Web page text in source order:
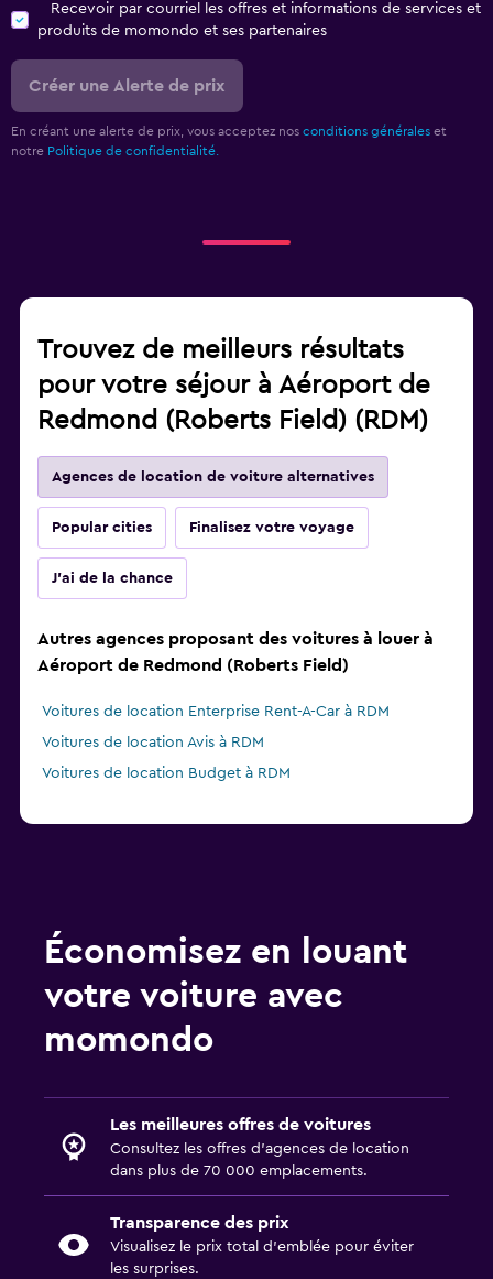
Recevoir par courriel les offres et informations de services et
produits de momondo et ses partenaires
Créer une Alerte de prix
En créant une alerte de prix, vous acceptez nos conditions générales et
notre Politique de confidentialité.
Trouvez de meilleurs résultats
pour votre séjour à Aéroport de
Redmond (Roberts Field) (RDM)
Agences de location de voiture alternatives
Popular cities Finalisez votre voyage
J'ai de la chance
Autres agences proposant des voitures à louer à
Aéroport de Redmond (Roberts Field)
Voitures de location Enterprise Rent-A-Car à RDM
Voitures de location Avis à RDM
Voitures de location Budget à RDM
Économisez en louant
votre voiture avec
momondo
Les meilleures offres de voitures
Consultez les offres d’agences de location
dans plus de 70 000 emplacements.
Transparence des prix
Visualisez le prix total d’emblée pour éviter
les surprises.